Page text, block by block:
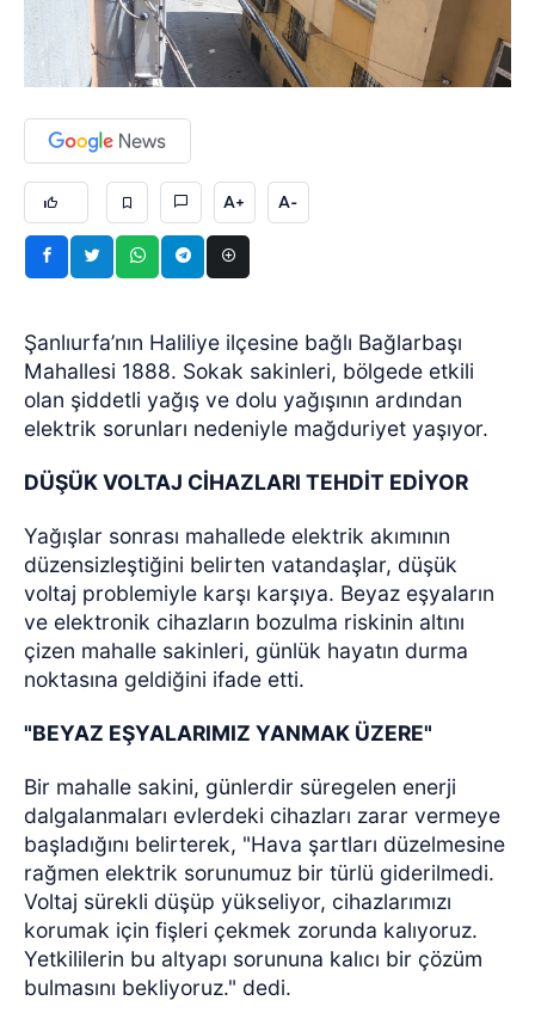
A+ A-
Şanlıurfa’nın Haliliye ilçesine bağlı Bağlarbaşı
Mahallesi 1888. Sokak sakinleri, bölgede etkili
olan şiddetli yağış ve dolu yağışının ardından
elektrik sorunları nedeniyle mağduriyet yaşıyor.
DÜŞÜK VOLTAJ CİHAZLARI TEHDİT EDİYOR
Yağışlar sonrası mahallede elektrik akımının
düzensizleştiğini belirten vatandaşlar, düşük
voltaj problemiyle karşı karşıya. Beyaz eşyaların
ve elektronik cihazların bozulma riskinin altını
çizen mahalle sakinleri, günlük hayatın durma
noktasına geldiğini ifade etti.
"BEYAZ EŞYALARIMIZ YANMAK ÜZERE"
Bir mahalle sakini, günlerdir süregelen enerji
dalgalanmaları evlerdeki cihazları zarar vermeye
başladığını belirterek, "Hava şartları düzelmesine
rağmen elektrik sorunumuz bir türlü giderilmedi.
Voltaj sürekli düşüp yükseliyor, cihazlarımızı
korumak için fişleri çekmek zorunda kalıyoruz.
Yetkililerin bu altyapı sorununa kalıcı bir çözüm
bulmasını bekliyoruz." dedi.